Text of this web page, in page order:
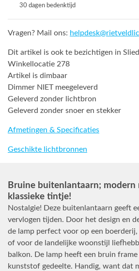
30 dagen bedenktijd
Vragen? Mail ons:
Dit artikel is ook te bezichtigen in
Winkellocatie 278
Artikel is dimbaar
Dimmer NIET meegeleverd
Geleverd zonder lichtbron
Geleverd zonder snoer en stekker
Afmetingen & Specificaties
Geschikte lichtbronnen
Bruine buitenlantaarn; modern
klassieke tintje!
Nostalgie! Deze buitenlantaarn geeft
vervlogen tijden. Door het design en
de lamp perfect voor op een
of voor de landelijke woonstijl
balkon. De lamp heeft een bruin
kunststof gedeelte. Handig, want dat